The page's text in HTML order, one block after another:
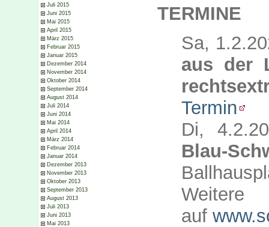
Juli 2015
Juni 2015
Mai 2015
April 2015
März 2015
Februar 2015
Januar 2015
Dezember 2014
November 2014
Oktober 2014
September 2014
August 2014
Juli 2014
Juni 2014
Mai 2014
April 2014
März 2014
Februar 2014
Januar 2014
Dezember 2013
November 2013
Oktober 2013
September 2013
August 2013
Juli 2013
Juni 2013
Mai 2013
TERMINE
Sa,
aus der
Termin
Di,
Blau-
auf